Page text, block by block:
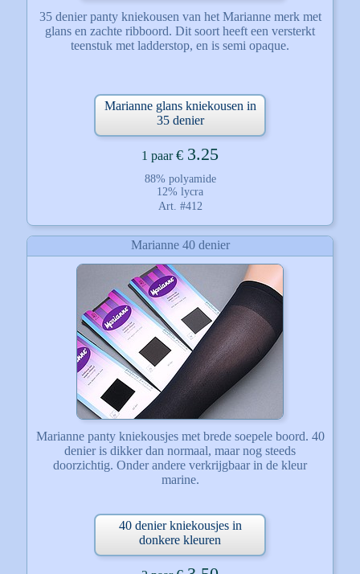
35 denier panty kniekousen van het Marianne merk met
glans en zachte ribboord. Dit soort heeft een versterkt
teenstuk met ladderstop, en is semi opaque.
Art. #412
1 paar€ 3.25
88% polyamide
12% lycra
Marianne glans kniekousen in
35 denier
Marianne 40 denier
Marianne panty kniekousjes met brede soepele boord. 40
denier is dikker dan normaal, maar nog steeds
doorzichtig. Onder andere verkrijgbaar in de kleur
marine.
40 denier kniekousjes in
donkere kleuren